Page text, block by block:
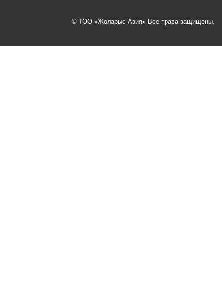
© ТОО «Жоларыс-Азия» Все права защищены.